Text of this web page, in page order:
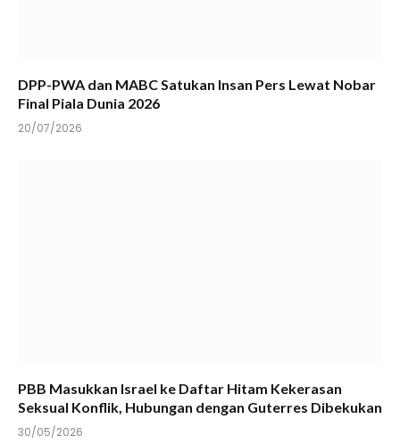
DPP-PWA dan MABC Satukan Insan Pers Lewat Nobar
Final Piala Dunia 2026
20/07/2026
PBB Masukkan Israel ke Daftar Hitam Kekerasan
Seksual Konflik, Hubungan dengan Guterres Dibekukan
30/05/2026